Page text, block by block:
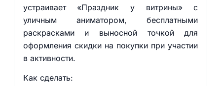
устраивает «Праздник у витрины» с
уличным аниматором, бесплатными
раскрасками и выносной точкой для
оформления скидки на покупки при участии
в активности.
Как сделать: